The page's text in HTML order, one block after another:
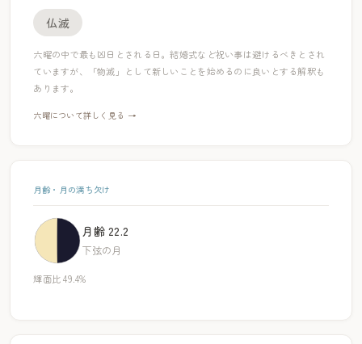
仏滅
六曜の中で最も凶日とされる日。結婚式など祝い事は避けるべきとされ
ていますが、「物滅」として新しいことを始めるのに良いとする解釈も
あります。
六曜について詳しく見る →
月齢・月の満ち欠け
月齢 22.2
下弦の月
輝面比 49.4%